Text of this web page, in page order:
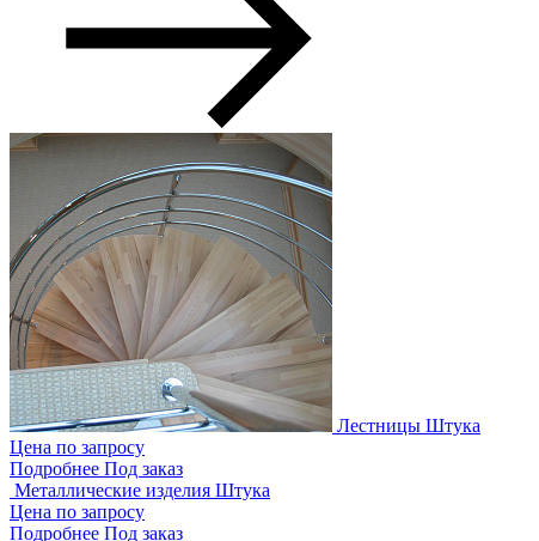
Лестницы Штука
Цена по запросу
Подробнее Под заказ
Металлические изделия Штука
Цена по запросу
Подробнее Под заказ